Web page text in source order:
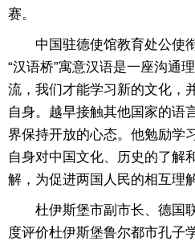
赛。
中国驻德使馆教育处公使衔
“汉语桥”寓意汉语是一座沟通
流，我们才能学习新的文化，
自身。越早接触其他国家的语
界保持开放的心态。他勉励学
自身对中国文化、历史的了解
解，为促进两国人民的相互理
杜伊斯堡市副市长、德国
度评价杜伊斯堡鲁尔都市孔子